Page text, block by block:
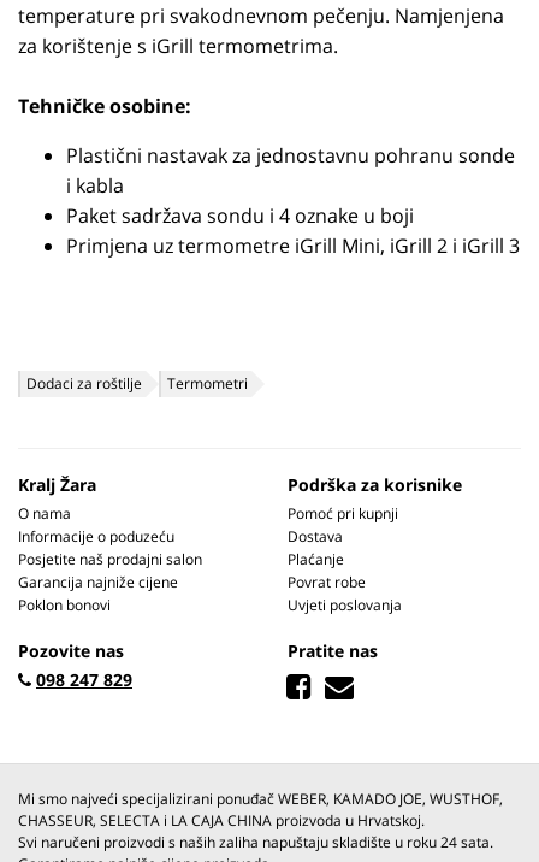
temperature pri svakodnevnom pečenju. Namjenjena
za korištenje s iGrill termometrima.
Tehničke osobine:
Plastični nastavak za jednostavnu pohranu sonde
i kabla
Paket sadržava sondu i 4 oznake u boji
Primjena uz termometre iGrill Mini, iGrill 2 i iGrill 3
Dodaci za roštilje Termometri
Kralj Žara
O nama
Informacije o poduzeću
Posjetite naš prodajni salon
Garancija najniže cijene
Poklon bonovi
Podrška za korisnike
Pomoć pri kupnji
Dostava
Plaćanje
Povrat robe
Uvjeti poslovanja
Pozovite nas
098 247 829
Pratite nas
Mi smo najveći specijalizirani ponuđač WEBER, KAMADO JOE, WUSTHOF,
CHASSEUR, SELECTA i LA CAJA CHINA proizvoda u Hrvatskoj.
Svi naručeni proizvodi s naših zaliha napuštaju skladište u roku 24 sata.